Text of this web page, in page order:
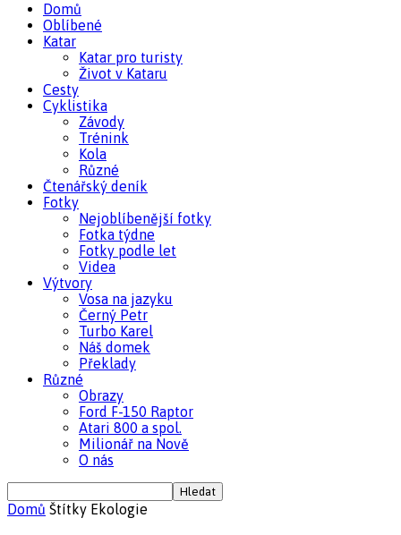
Domů
Oblíbené
Katar
Katar pro turisty
Život v Kataru
Cesty
Cyklistika
Závody
Trénink
Kola
Různé
Čtenářský deník
Fotky
Nejoblíbenější fotky
Fotka týdne
Fotky podle let
Videa
Výtvory
Vosa na jazyku
Černý Petr
Turbo Karel
Náš domek
Překlady
Různé
Obrazy
Ford F-150 Raptor
Atari 800 a spol.
Milionář na Nově
O nás
Domů Štítky Ekologie